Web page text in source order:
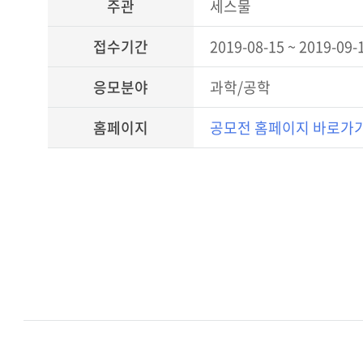
주관
세스물
접수기간
2019-08-15 ~ 2019-09-
응모분야
과학/공학
홈페이지
공모전 홈페이지 바로가